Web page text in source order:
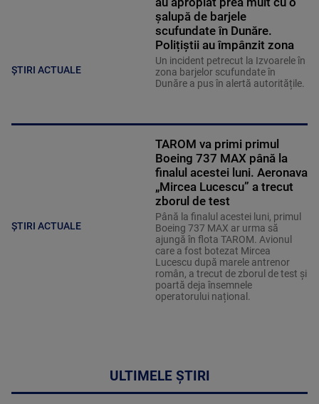
ȘTIRI ACTUALE
șalupă de barjele
scufundate în Dunăre.
Polițiștii au împânzit zona
Un incident petrecut la Izvoarele în
zona barjelor scufundate în
Dunăre a pus în alertă autoritățile.
ȘTIRI ACTUALE
TAROM va primi primul
Boeing 737 MAX până la
finalul acestei luni. Aeronava
„Mircea Lucescu” a trecut
zborul de test
Până la finalul acestei luni, primul
Boeing 737 MAX ar urma să
ajungă în flota TAROM. Avionul
care a fost botezat Mircea
Lucescu după marele antrenor
român, a trecut de zborul de test și
poartă deja însemnele
operatorului național.
ULTIMELE ȘTIRI